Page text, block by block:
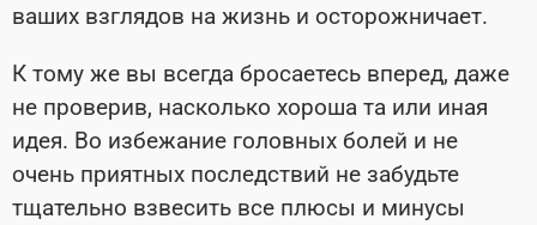
ваших взглядов на жизнь и осторожничает.
К тому же вы всегда бросаетесь вперед, даже
не проверив, насколько хороша та или иная
идея. Во избежание головных болей и не
очень приятных последствий не забудьте
тщательно взвесить все плюсы и минусы